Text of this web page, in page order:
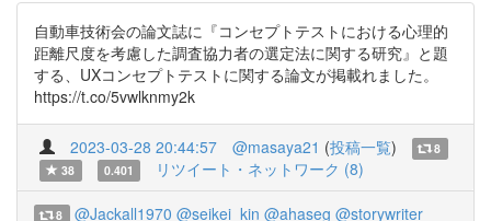
自動車技術会の論文誌に『コンセプトテストにおける心理的
距離尺度を考慮した調査協力者の選定法に関する研究』と題
する、UXコンセプトテストに関する論文が掲載れました。
https://t.co/5vwlknmy2k
2023-03-28 20:44:57 @masaya21 (投稿一覧)
8
38
0.401 リツイート・ネットワーク (8)
8 @Jackall1970 @seikei_kin @ahaseg @storywriter